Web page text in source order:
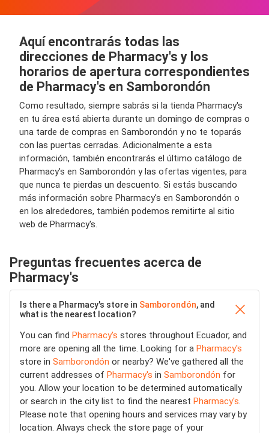
Aquí encontrarás todas las
direcciones de Pharmacy's y los
horarios de apertura correspondientes
de Pharmacy's en Samborondón
Como resultado, siempre sabrás si la tienda Pharmacy's
en tu área está abierta durante un domingo de compras o
una tarde de compras en Samborondón y no te toparás
con las puertas cerradas. Adicionalmente a esta
información, también encontrarás el último catálogo de
Pharmacy's en Samborondón y las ofertas vigentes, para
que nunca te pierdas un descuento. Si estás buscando
más información sobre Pharmacy's en Samborondón o
en los alrededores, también podemos remitirte al sitio
web de Pharmacy's.
Preguntas frecuentes acerca de
Pharmacy's
Is there a Pharmacy's store in Samborondón, and
what is the nearest location?
You can find Pharmacy's stores throughout Ecuador, and
more are opening all the time. Looking for a Pharmacy's
store in Samborondón or nearby? We've gathered all the
current addresses of Pharmacy's in Samborondón for
you. Allow your location to be determined automatically
or search in the city list to find the nearest Pharmacy's.
Please note that opening hours and services may vary by
location. Always check the store page of your